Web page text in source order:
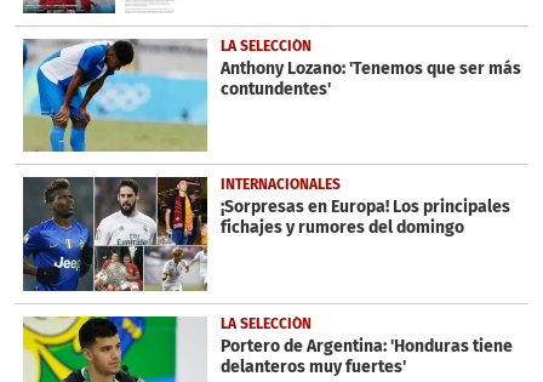
LA SELECCIÓN
Anthony Lozano: 'Tenemos que ser más
contundentes'
INTERNACIONALES
¡Sorpresas en Europa! Los principales
fichajes y rumores del domingo
LA SELECCIÓN
Portero de Argentina: 'Honduras tiene
delanteros muy fuertes'